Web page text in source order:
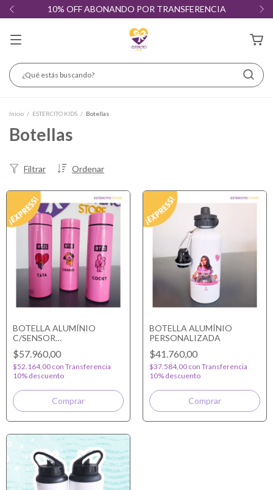
10% OFF ABONANDO POR TRANSFERENCIA
Inicio / ESTERCITO KIDS / Botellas
Botellas
Ordenar
Filtrar
BOTELLA ALUMÍNIO
C/SENSOR
PERSONALIZADA
$57.960,00
$52.164,00 con Transferencia
10% descuento
Comprar
BOTELLA ALUMÍNIO
PERSONALIZADA
$41.760,00
$37.584,00 con Transferencia
10% descuento